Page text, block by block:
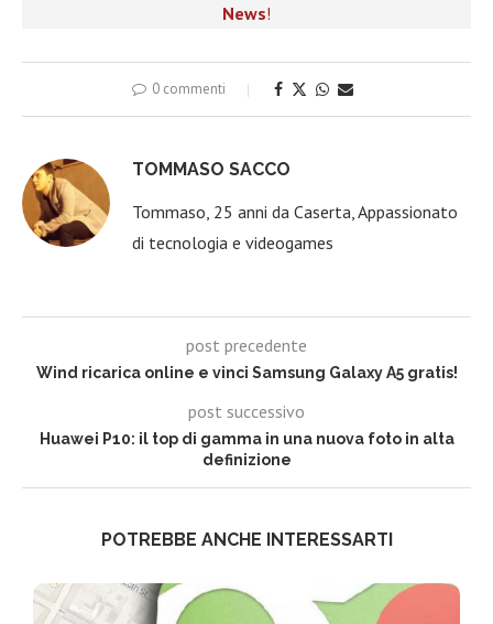
News!
0 commenti
TOMMASO SACCO
Tommaso, 25 anni da Caserta, Appassionato
di tecnologia e videogames
post precedente
Wind ricarica online e vinci Samsung Galaxy A5 gratis!
post successivo
Huawei P10: il top di gamma in una nuova foto in alta
definizione
POTREBBE ANCHE INTERESSARTI